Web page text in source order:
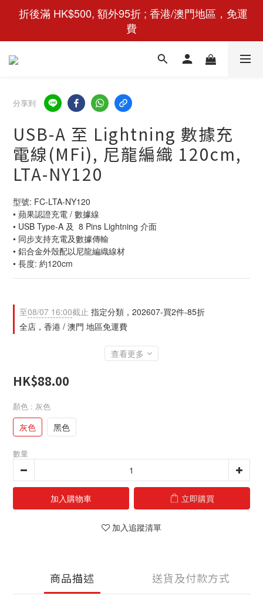
費
分享到
USB-A 至 Lightning 數據充
電線(MFi), 尼龍編織 120cm,
LTA-NY120
型號: FC-LTA-NY120
• 蘋果認證充電 / 數據線
• USB Type-A 及  8 Pins Lightning 介面
• 同步支持充電及數據傳輸
• 鋁合金外殼配以尼龍編織線材
• 長度: 約120cm
至08/07 16:00截止 指定分類，202607-買2件-85折
全店，香港 / 澳門 地區免運費
查看更多
HK$88.00
顏色 : 灰色
灰色 黑色
數量
加入購物車 立即購買
加入追蹤清單
商品描述 送貨及付款方式